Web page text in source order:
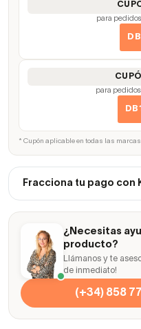
para
para
* Cupón aplicable en todas las marcas
Fracciona tu pago con
¿Necesitas
producto?
Llámanos y te
de inmediato!
(+34) 858